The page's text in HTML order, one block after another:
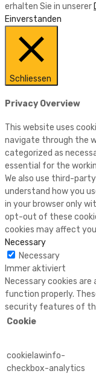
erhalten Sie in unserer
Einverstanden
Schliessen
Privacy Overview
This website uses
navigate through the
categorized as
essential for the
We also use third-
understand how you
in your browser only
opt-out of these
cookies may affect
Necessary
Necessary
Immer aktiviert
Necessary cookies
function properly.
security features of
Cookie
cookielawinfo-
checkbox-analytics